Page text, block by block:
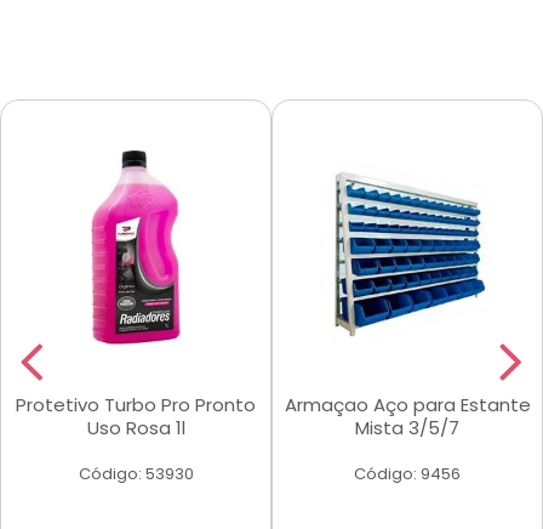
Protetivo Turbo Pro Pronto
Uso Rosa 1l
Código: 53930
Armaçao Aço para Estante
Mista 3/5/7
Código: 9456